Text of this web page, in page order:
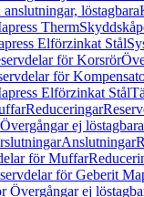
löstagbara
Therm
Elförzinkat Stål
för Korsrör
för
Elförzinkat Stål
Reduceringar
Övergångar ej löstagbara
Anslutningar
för Muffar
för Geberit
Övergångar ej